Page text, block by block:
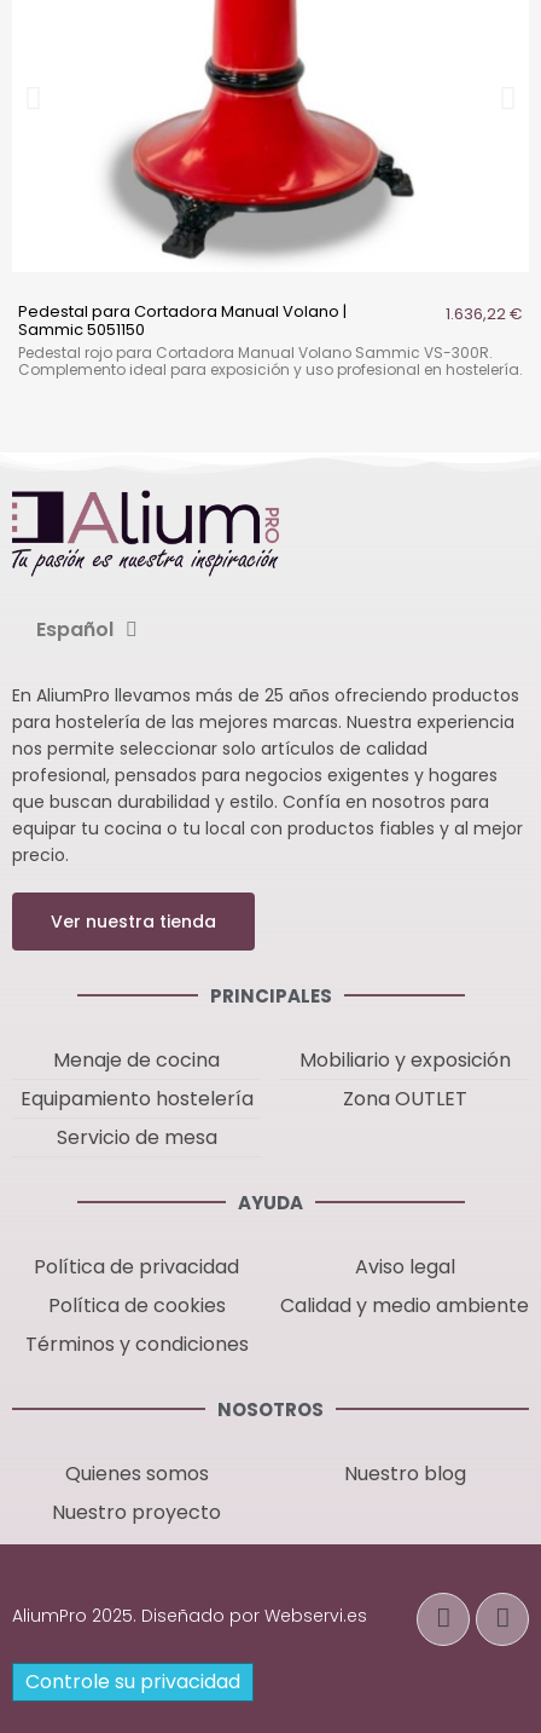
Pedestal para Cortadora Manual Volano |
Sammic 5051150
1.636,22 €
Pedestal rojo para Cortadora Manual Volano Sammic VS-300R.
Complemento ideal para exposición y uso profesional en hostelería.
Español
En AliumPro llevamos más de 25 años ofreciendo productos
para hostelería de las mejores marcas. Nuestra experiencia
nos permite seleccionar solo artículos de calidad
profesional, pensados para negocios exigentes y hogares
que buscan durabilidad y estilo. Confía en nosotros para
equipar tu cocina o tu local con productos fiables y al mejor
precio.
Ver nuestra tienda
PRINCIPALES
Menaje de cocina
Equipamiento hostelería
Servicio de mesa
Mobiliario y exposición
Zona OUTLET
AYUDA
Política de privacidad
Política de cookies
Términos y condiciones
Aviso legal
Calidad y medio ambiente
NOSOTROS
Quienes somos
Nuestro proyecto
Nuestro blog
AliumPro 2025. Diseñado por Webservi.es
Controle su privacidad